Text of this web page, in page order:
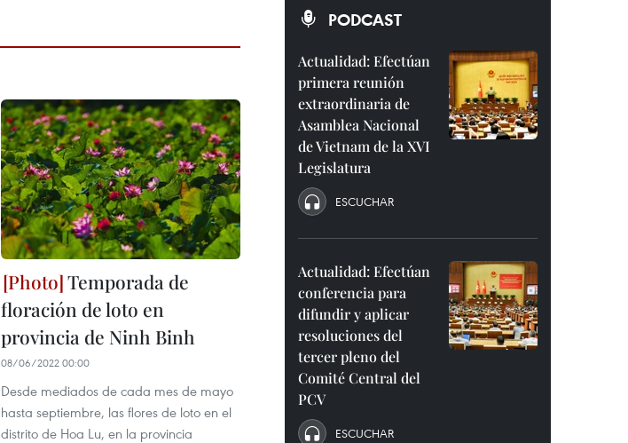
Temporada de
floración de loto en
provincia de Ninh Binh
08/06/2022 00:00
Desde mediados de cada mes de mayo
hasta septiembre, las flores de loto en el
distrito de Hoa Lu, en la provincia
PODCAST
Actualidad: Efectúan
primera reunión
extraordinaria de
Asamblea Nacional
de Vietnam de la XVI
Legislatura
ESCUCHAR
Actualidad: Efectúan
conferencia para
difundir y aplicar
resoluciones del
tercer pleno del
Comité Central del
PCV
ESCUCHAR